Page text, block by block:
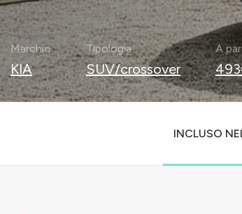
Marchio
KIA
Tipologia
SUV/crossover
A
INCLUSO